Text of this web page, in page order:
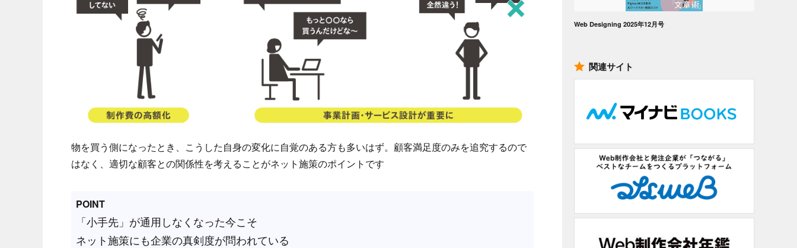
物を買う側になったとき、こうした自身の変化に自覚のある方も多いはず。顧客満足度のみを追究するので
はなく、適切な顧客との関係性を考えることがネット施策のポイントです
POINT
「小手先」が通用しなくなった今こそ
ネット施策にも企業の真剣度が問われている
Web Designing 2025年12月号
関連サイト